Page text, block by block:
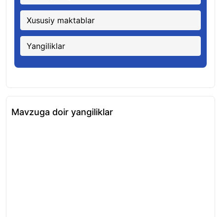
Xususiy maktablar
Yangiliklar
Mavzuga doir yangiliklar